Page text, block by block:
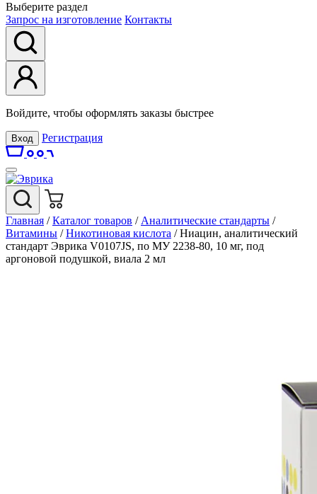
Выберите раздел
Запрос на изготовление Контакты
Войдите, чтобы оформлять заказы быстрее
Вход Регистрация
Главная / Каталог товаров / Аналитические стандарты /
Витамины / Никотиновая кислота / Ниацин, аналитический
стандарт Эврика V0107JS, по МУ 2238-80, 10 мг, под
аргоновой подушкой, виала 2 мл